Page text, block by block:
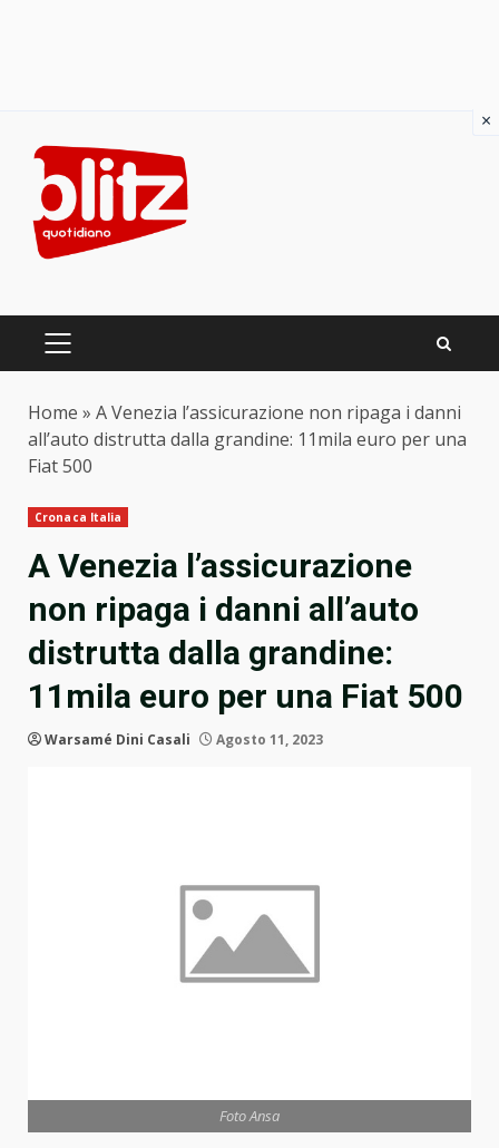
content
PRIMARY
Home » A Venezia l’assicurazione non ripaga i danni
all’auto distrutta dalla grandine: 11mila euro per una
Fiat 500
Cronaca Italia
A Venezia l’assicurazione
non ripaga i danni all’auto
distrutta dalla grandine:
11mila euro per una Fiat 500
Warsamé Dini Casali Agosto 11, 2023
Foto Ansa
×